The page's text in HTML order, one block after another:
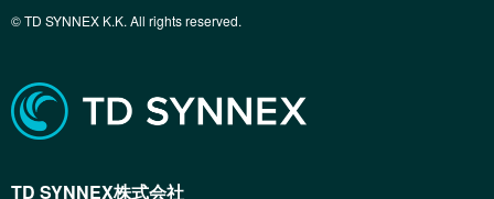
© TD SYNNEX K.K. All rights reserved.
TD SYNNEX株式会社